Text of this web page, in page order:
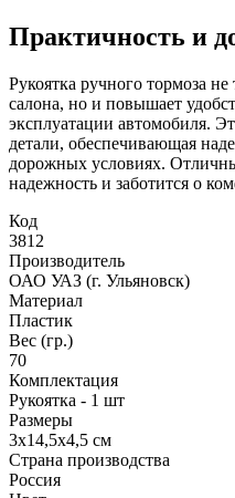
Практичность и
Рукоятка ручного тормоза
салона, но и повышает
эксплуатации автомобиля.
детали, обеспечивающая
дорожных условиях.
надежность и заботится о
Код
3812
Производитель
ОАО УАЗ (г. Ульяновск)
Материал
Пластик
Вес (гр.)
70
Комплектация
Рукоятка - 1 шт
Размеры
3х14,5х4,5 см
Страна производства
Россия